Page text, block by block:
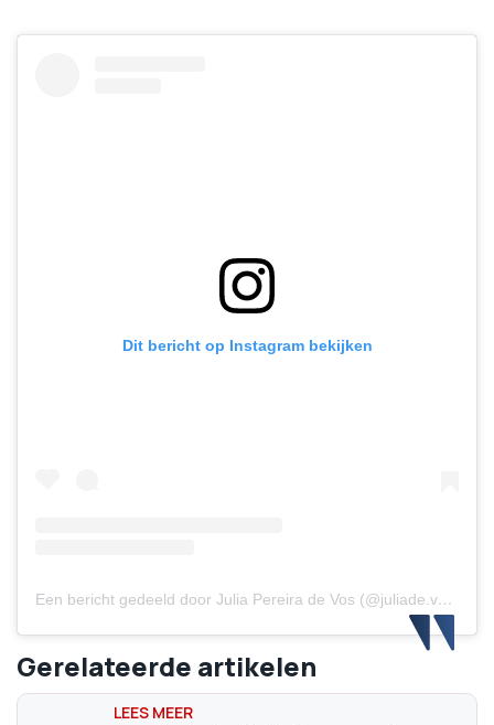
Dit bericht op Instagram bekijken
Een bericht gedeeld door Julia Pereira de Vos (@juliade.vos)
Gerelateerde artikelen